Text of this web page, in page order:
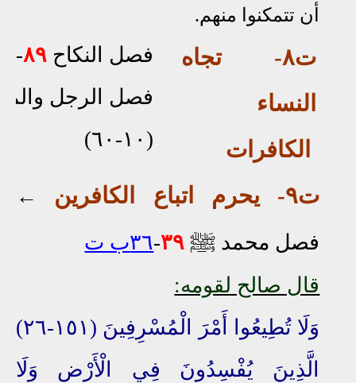
أن تتمكنوا منهم.
ت٨- تجاه
النساء
الكافرات
فصل النكاح٨٩-
فصل الرجل
(١٠-٦٠)
ت٩ - يحرم اتباع الكافرين
←
فصل محمد ﷺ ٣٩-٣٦ب ت
قال صالح لقومه:
وَلَا تُطِيعُوا أَمْرَ الْمُسْرِفِينَ (١٥١-٢٦)
الَّذِينَ يُفْسِدُونَ فِي الْأَرْضِ وَلَا